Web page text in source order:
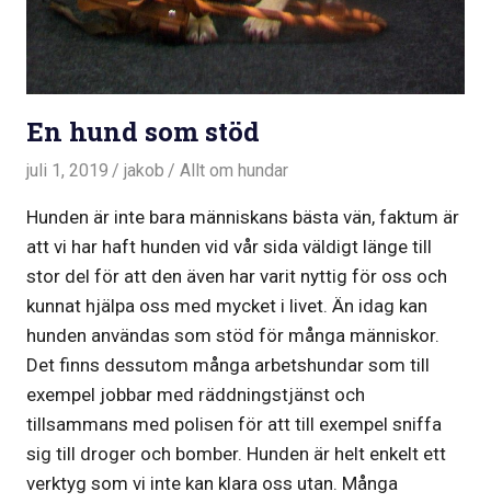
En hund som stöd
juli 1, 2019 jakob Allt om hundar
Hunden är inte bara människans bästa vän, faktum är
att vi har haft hunden vid vår sida väldigt länge till
stor del för att den även har varit nyttig för oss och
kunnat hjälpa oss med mycket i livet. Än idag kan
hunden användas som stöd för många människor.
Det finns dessutom många arbetshundar som till
exempel jobbar med räddningstjänst och
tillsammans med polisen för att till exempel sniffa
sig till droger och bomber. Hunden är helt enkelt ett
verktyg som vi inte kan klara oss utan. Många